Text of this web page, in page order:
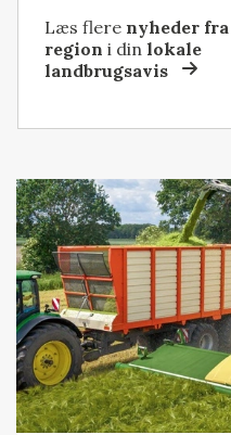
Læs flere nyheder
region i dinlokale
landbrugsavis